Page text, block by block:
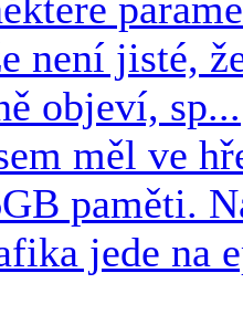
není jisté,
objeví, sp...
měl ve
paměti.
jede na